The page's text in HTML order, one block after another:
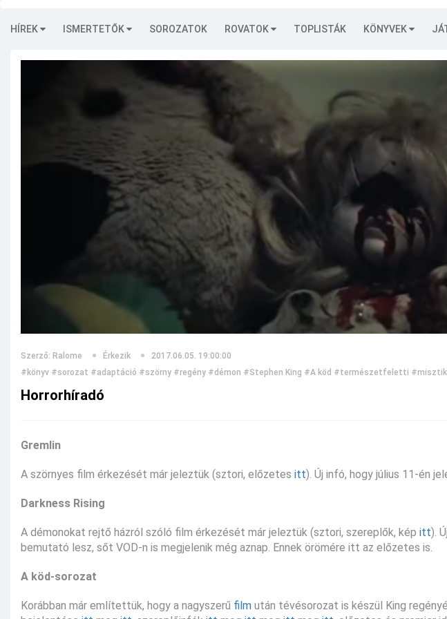
HÍREK ISMERTETŐK SOROZATOK ROVATOK TOPLISTÁK KÖNYVEK
Szerző: Ralome Érkezik
2017.06.05. 19:00:00
#könyv #sorozat #adaptáció #szörny #regény #démon #Stephen King #A köd #természetfeletti
Horrorhíradó
Gremlin
A szörnyes film érkezését már jeleztük (sztori, előzetes itt). Új infó, hogy július 11-én
Darkness Rising
A démonokat rejtő házról szóló film érkezését már jeleztük (sztori, szereplők, kép itt).
bemutató lesz, sőt VOD-n is megjelenik még aznap. Ennek örömére itt az előzetes is.
A köd-sorozat
Korábban már említettük, hogy a nagyszerű film után tévésorozat is készül King